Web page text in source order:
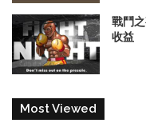
戰鬥
收益
Most Viewed